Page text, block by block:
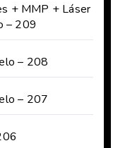
+ MMP + Láser
– 209
– 208
– 207